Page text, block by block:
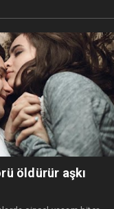
öldürür aşkı